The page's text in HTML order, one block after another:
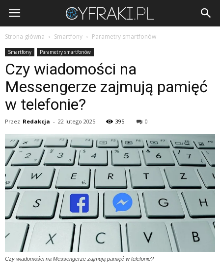
Cyfraki.pl
Strona główna Smartfony Parametry smartfonów
Smartfony Parametry smartfonów
Czy wiadomości na
Messengerze zajmują pamięć
w telefonie?
Przez Redakcja - 22 lutego 2025 395 0
Czy wiadomości na Messengerze zajmują pamięć w telefonie?